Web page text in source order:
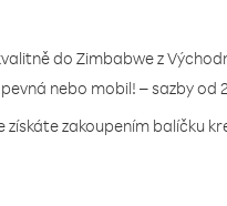
do Zimbabwe z
nebo mobil! – sazby od
získáte zakoupením balíčku